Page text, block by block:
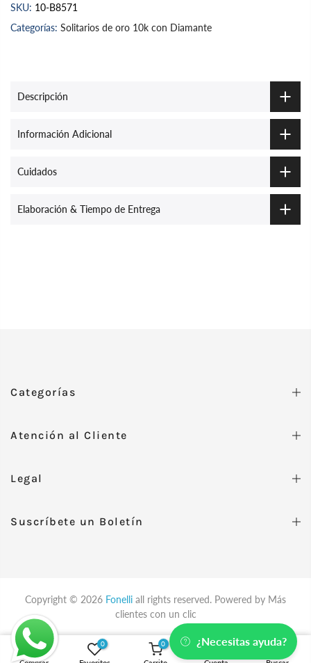
SKU: 10-B8571
Categorías: Solitarios de oro 10k con Diamante
Descripción
Información Adicional
Cuidados
Elaboración & Tiempo de Entrega
Categorías
Atención al Cliente
Legal
Suscríbete un Boletín
Copyright © 2026 Fonelli all rights reserved. Powered by Más
clientes con un clic
Oro Amarillo / 4
0 0 ¿Necesitas ayuda?